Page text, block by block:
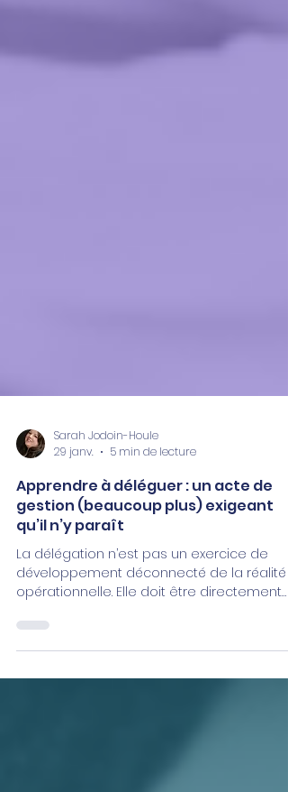
29 janv.
5 min de lecture
Apprendre à déléguer : un acte de
gestion (beaucoup plus) exigeant
qu’il n’y paraît
La délégation n’est pas un exercice de
développement déconnecté de la réalité
opérationnelle. Elle doit être directement